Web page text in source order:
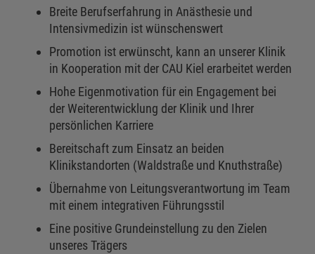
Breite Berufserfahrung in Anästhesie und
Intensivmedizin ist wünschenswert
Promotion ist erwünscht, kann an unserer Klinik
in Kooperation mit der CAU Kiel erarbeitet werden
Hohe Eigenmotivation für ein Engagement bei
der Weiterentwicklung der Klinik und Ihrer
persönlichen Karriere
Bereitschaft zum Einsatz an beiden
Klinikstandorten (Waldstraße und Knuthstraße)
Übernahme von Leitungsverantwortung im Team
mit einem integrativen Führungsstil
Eine positive Grundeinstellung zu den Zielen
unseres Trägers